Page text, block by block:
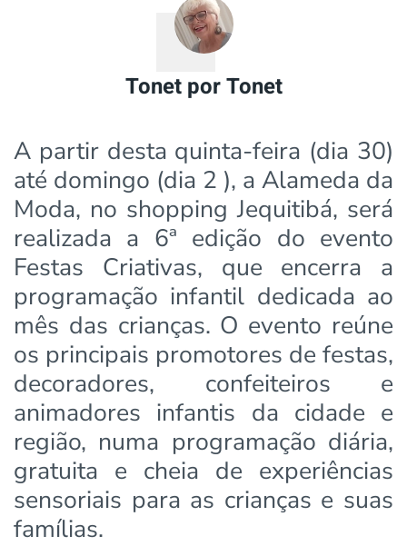
Tonet por Tonet
A partir desta quinta-feira (dia 30)
até domingo (dia 2 ), a Alameda da
Moda, no shopping Jequitibá, será
realizada a 6ª edição do evento
Festas Criativas, que encerra a
programação infantil dedicada ao
mês das crianças. O evento reúne
os principais promotores de festas,
decoradores, confeiteiros e
animadores infantis da cidade e
região, numa programação diária,
gratuita e cheia de experiências
sensoriais para as crianças e suas
famílias.